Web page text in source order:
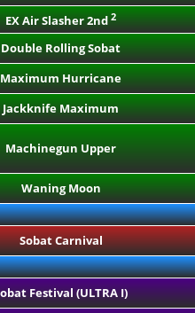
EX Air Slasher 2nd2
Double Rolling Sobat
Maximum Hurricane
Jackknife Maximum
Machinegun Upper
Waning Moon
Sobat Carnival
Festival (ULTRA I)